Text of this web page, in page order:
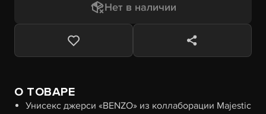
Нет в наличии
О ТОВАРЕ
Унисекс джерси «BENZO» из коллаборации Majestic